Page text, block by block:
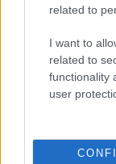
related to
I want to
related to
functionality
user